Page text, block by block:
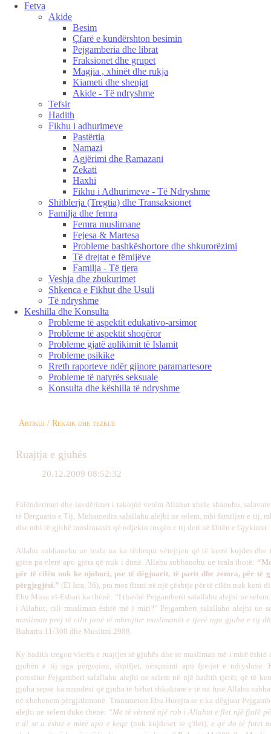
Fetva
Akide
Besim
Çfarë e kundërshton besimin
Pejgamberia dhe librat
Fraksionet dhe grupet
Magjia , xhinët dhe rukja
Kiameti dhe shenjat
Akide - Të ndryshme
Tefsir
Hadith
Fikhu i adhurimeve
Pastërtia
Namazi
Agjërimi dhe Ramazani
Zekati
Haxhi
Fikhu i Adhurimeve - Të Ndryshme
Shitblerja (Tregtia) dhe Transaksionet
Familja dhe femra
Femra muslimane
Fejesa & Martesa
Probleme bashkëshortore dhe shkurorëzimi
Të drejtat e fëmijëve
Familja - Të tjera
Veshja dhe zbukurimet
Shkenca e Fikhut dhe Usuli
Të ndryshme
Keshilla dhe Konsulta
Probleme të aspektit edukativo-arsimor
Probleme të aspektit shoqëror
Probleme gjatë aplikimit të Islamit
Probleme psikike
Rreth raporteve ndër gjinore paramartesore
Probleme të natyrës seksuale
Konsulta dhe këshilla të ndryshme
Artikuj / Rekaik dhe tezkije
Ruajtja e gjuhës
20.12.2009 08:52:32
Falënderimet dhe lavdërimet i takojnë vetëm Allahut xhele shanuhu,
të Dërguarin e Tij, Muhamedin salallahu alejhi ue selem, mbi familjen e tij,
dhe mbi të gjithë muslimanët që ndjekin rrugën e tij deri në Ditën e Gjykimit.
Allahu subhanehu ue teala na ka tërhequr vërejtjen që të kemi kujdes dhe
gjëra pa vlerë apo gjëra që nuk i dimë. Allahu subhanehu ue teala thotë:
për të cilën nuk ke njohuri, pse të dëgjuarit, të parit dhe zemra, për të
përgjegjësi.” (El Isra, 36), pra mos flisni në një çështje për të cilën nuk keni
Ebu Musa el-Eshari ka thënë: “I thashë Pejgamberit salallahu alejhi ue
i Allahut, cili musliman është më i miri?” Pejgamberi salallahu alejhi ue
musliman prej të cilit janë të mbrojtur muslimanët e tjerë nga gjuha e tij
Buhariu 11/308 dhe Muslimi 2988.
Ky hadith tregon vlerën e ruajtjes së gjuhës dhe se musliman më i mirë
gjuhën e tij nga përgojimi, shpifjet, nënçmimi apo fyerjet e ndryshme.
porositur Pejgamberi salallahu alejhi ue selem në një hadith tjetër, që të
gjuha sepse ka mundësi që gjuha të bëhet shkaktare e të na fusë Allahu
në xhehenem përgjithmonë. Transmeton Ebu Hurejra se e ka dëgjuar
alejhi ue selem duke thënë: “Me të vërtetë një rob i Allahut e flet një fjalë
e di se a është e mirë apo e keqe (nuk kujdeset se ç'flet), e që do të futet